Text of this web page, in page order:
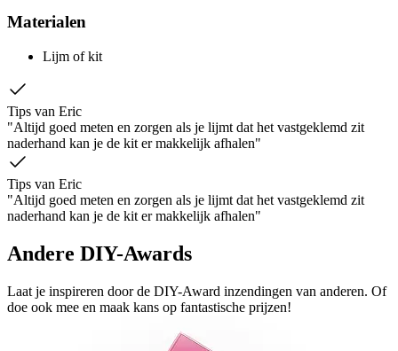
Materialen
Lijm of kit
Tips van Eric
"Altijd goed meten en zorgen als je lijmt dat het vastgeklemd zit
naderhand kan je de kit er makkelijk afhalen"
Tips van Eric
"Altijd goed meten en zorgen als je lijmt dat het vastgeklemd zit
naderhand kan je de kit er makkelijk afhalen"
Andere DIY-Awards
Laat je inspireren door de DIY-Award inzendingen van anderen. Of
doe ook mee en maak kans op fantastische prijzen!